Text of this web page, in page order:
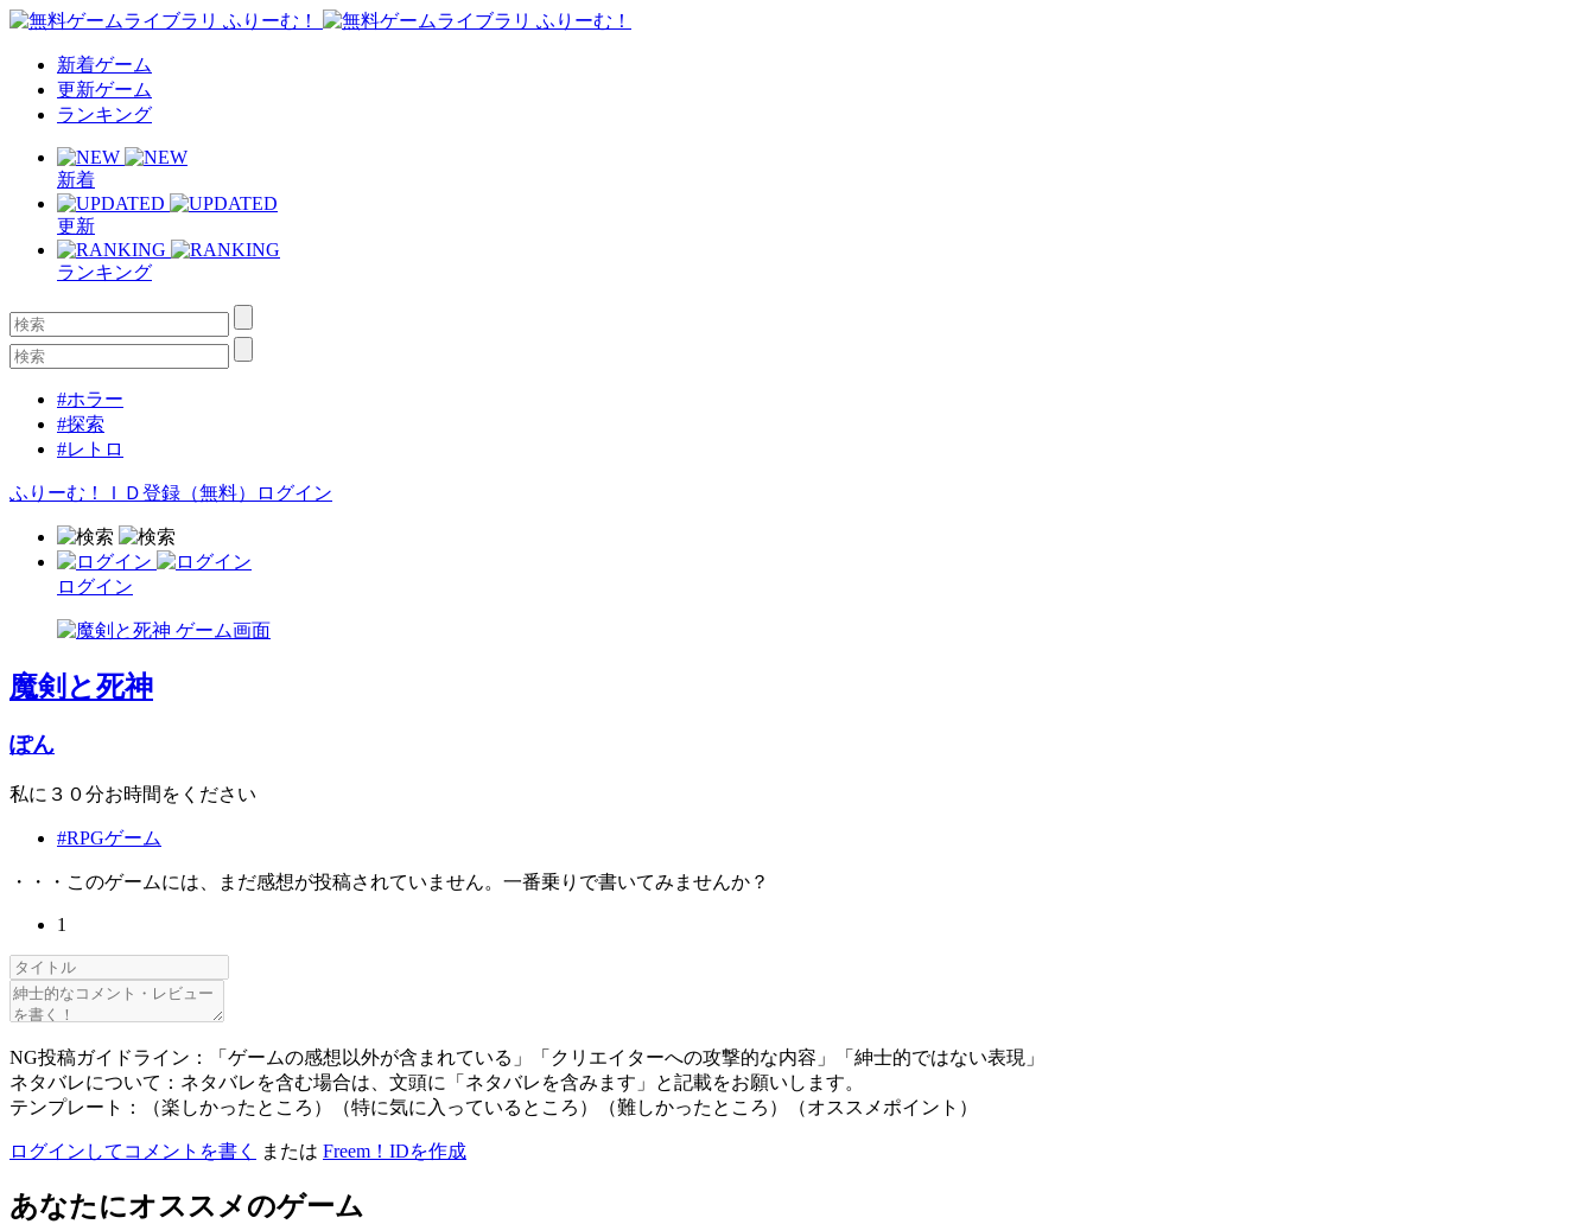
新着ゲーム
更新ゲーム
ランキング
新着
更新
ランキング
#ホラー
#探索
#レトロ
ふりーむ！ＩＤ登録（無料） ログイン
ログイン
魔剣と死神
ぽん
私に３０分お時間をください
#RPGゲーム
・・・このゲームには、まだ感想が投稿されていません。一番乗りで書いてみませんか？
1
NG投稿ガイドライン：「ゲームの感想以外が含まれている」「クリエイターへの攻撃的な内容」「紳士的ではない表現」
ネタバレについて：ネタバレを含む場合は、文頭に「ネタバレを含みます」と記載をお願いします。
テンプレート：（楽しかったところ）（特に気に入っているところ）（難しかったところ）（オススメポイント）
ログインしてコメントを書く または Freem！IDを作成
あなたにオススメのゲーム